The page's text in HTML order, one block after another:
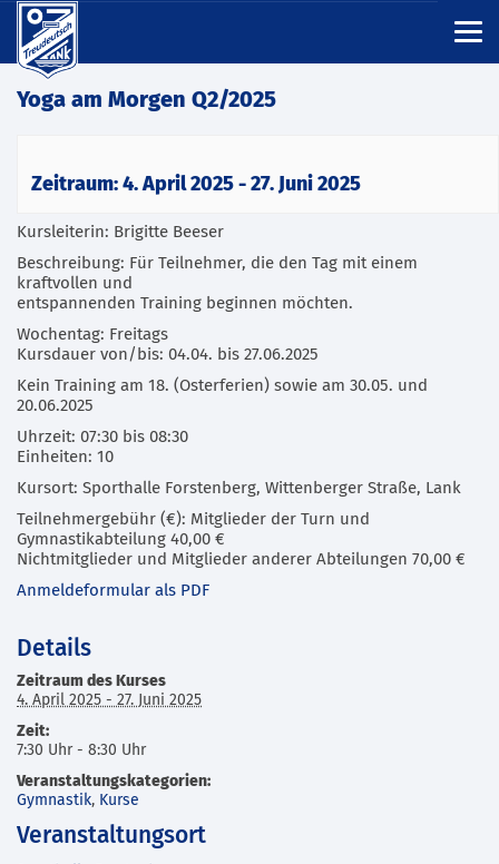
Yoga am Morgen Q2/2025
Zeitraum: 4. April 2025 - 27. Juni 2025
Kursleiterin: Brigitte Beeser
Beschreibung: Für Teilnehmer, die den Tag mit einem
kraftvollen und
entspannenden Training beginnen möchten.
Wochentag: Freitags
Kursdauer von/bis: 04.04. bis 27.06.2025
Kein Training am 18. (Osterferien) sowie am 30.05. und
20.06.2025
Uhrzeit: 07:30 bis 08:30
Einheiten: 10
Kursort: Sporthalle Forstenberg, Wittenberger Straße, Lank
Teilnehmergebühr (€): Mitglieder der Turn und
Gymnastikabteilung 40,00 €
Nichtmitglieder und Mitglieder anderer Abteilungen 70,00 €
Anmeldeformular als PDF
Details
Zeitraum des Kurses
4. April 2025 - 27. Juni 2025
Zeit:
7:30 Uhr - 8:30 Uhr
Veranstaltungskategorien:
Gymnastik, Kurse
Veranstaltungsort